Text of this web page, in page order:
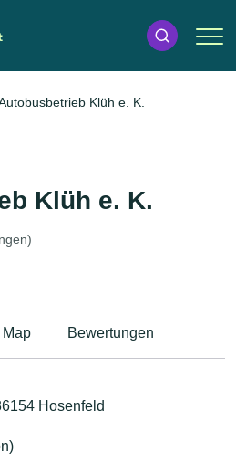
Klüh e. K.
Klüh e. K.
Map Bewertungen
Hosenfeld